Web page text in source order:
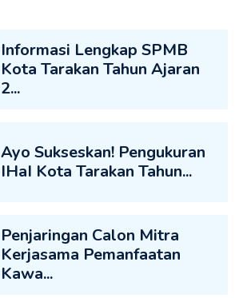
Informasi Lengkap SPMB
Kota Tarakan Tahun Ajaran
2...
Ayo Sukseskan! Pengukuran
IHaI Kota Tarakan Tahun...
Penjaringan Calon Mitra
Kerjasama Pemanfaatan
Kawa...